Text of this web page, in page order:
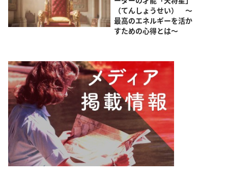
（てんしょうせい） ～
最高のエネルギーを活か
すための心得とは～